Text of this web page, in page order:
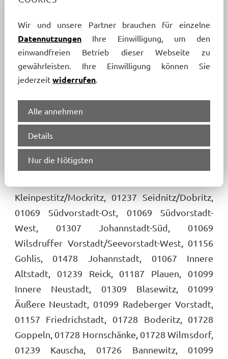
01279 Tolkewitz/Seidnitz-Nord, 01189
Coschütz/Gittersee, 01156 Alt-Leuteritz, 01219
Bühlau/Weißer Hirsch, 01169 Gorbitz-
Hellerau/Wilschdorf, 01307 Johannstadt-Nord,
01097 Pieschen-Nord/Trachenberge, 01277
Striesen-Ost, 01159 Löbtau-Süd, 01189
Räcknitz/Zschertnitz, 01127 Pieschen-Süd,
Kleinpestitz/Mockritz, 01237 Seidnitz/Dobritz,
01069 Südvorstadt-Ost, 01069 Südvorstadt-
West, 01307 Johannstadt-Süd, 01069
Wilsdruffer Vorstadt/Seevorstadt-West, 01156
Gohlis, 01478 Johannstadt, 01067 Innere
Altstadt, 01239 Reick, 01187 Plauen, 01099
Innere Neustadt, 01309 Blasewitz, 01099
Äußere Neustadt, 01099 Radeberger Vorstadt,
01157 Friedrichstadt, 01728 Boderitz, 01728
Goppeln, 01728 Hornschänke, 01728 Wilmsdorf,
01239 Kauscha, 01726 Bannewitz, 01099
Wir und unsere Partner brauchen für einzelne
Datennutzungen Ihre Einwilligung, um den
einwandfreien Betrieb dieser Webseite zu
gewährleisten. Ihre Einwilligung können Sie
jederzeitwiderrufen.
Alle annehmen
Details
Nur die Nötigsten